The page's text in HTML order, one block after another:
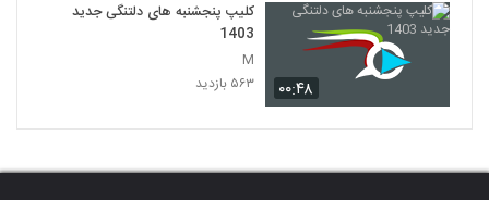
۰۰:۴۸
کلیپ پنجشنبه های دلتنگی جدید
1403
M
۵۶۳ بازدید